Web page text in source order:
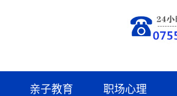
亲子教育 职场心理